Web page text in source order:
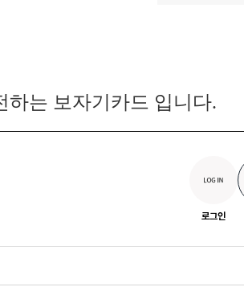
하는 보자기카드 입니다.
로그인